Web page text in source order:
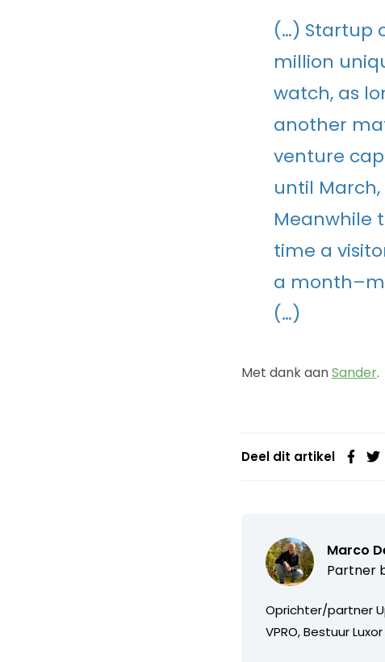
(…) Startup
million
watch, as
another
venture
until
Meanwhile
time a
a
(…)
Met dank aanSander.
Deel dit artikel
Marco
Partner
Oprichter/partner
VPRO, Bestuur